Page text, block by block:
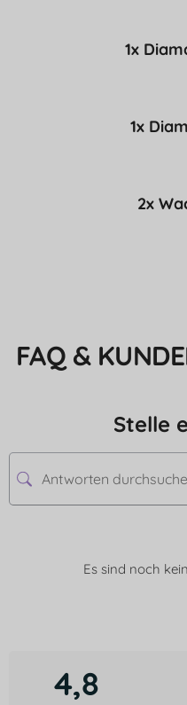
1x
1x
2x
FAQ &
Stelle
Es sind noch
4,8